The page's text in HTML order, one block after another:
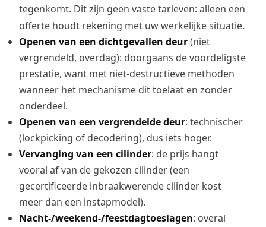
tegenkomt. Dit zijn geen vaste tarieven: alleen een
offerte houdt rekening met uw werkelijke situatie.
Openen van een dichtgevallen deur(niet
vergrendeld, overdag): doorgaans de voordeligste
prestatie, want met niet-destructieve methoden
wanneer het mechanisme dit toelaat en zonder
onderdeel.
Openen van een vergrendelde deur: technischer
(lockpicking of decodering), dus iets hoger.
Vervanging van een cilinder: de prijs hangt
vooral af van de gekozen cilinder (een
gecertificeerde inbraakwerende cilinder kost
meer dan een instapmodel).
Nacht-/weekend-/feestdagtoeslagen: overal